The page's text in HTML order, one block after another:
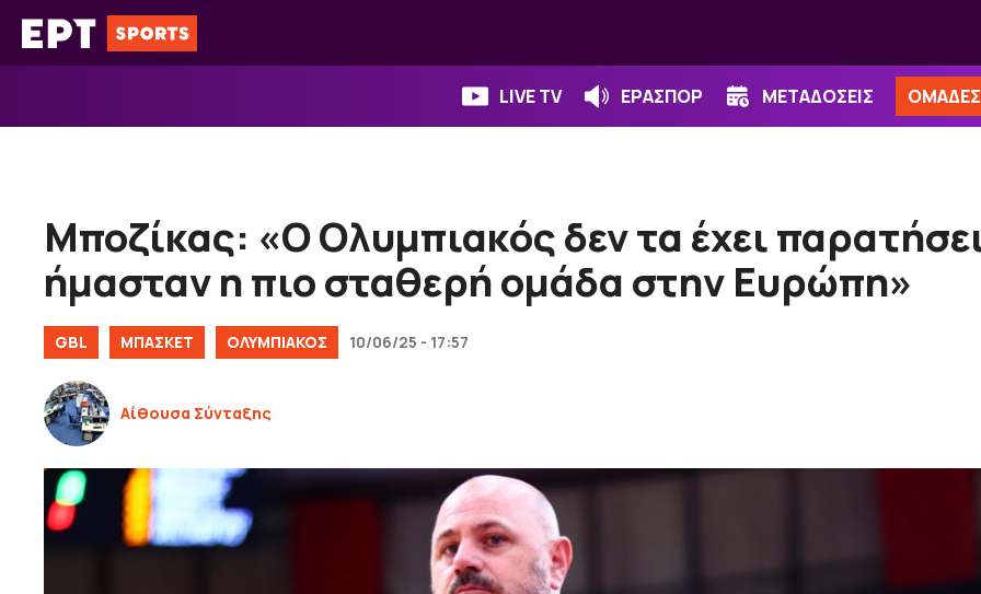
Μετάβαση
σε
LIVE TV ΕΡΑΣΠΟΡ ΜΕΤΑΔΟΣΕΙΣ ΟΜΑΔΕΣ
Μποζίκας: «Ο Ολυμπιακός δεν τα έχει
ήμασταν η πιο σταθερή ομάδα στην Ευρώπη»
GBL ΜΠΑΣΚΕΤ ΟΛΥΜΠΙΑΚΟΣ 10/06/25 - 17:57
Αίθουσα Σύνταξης